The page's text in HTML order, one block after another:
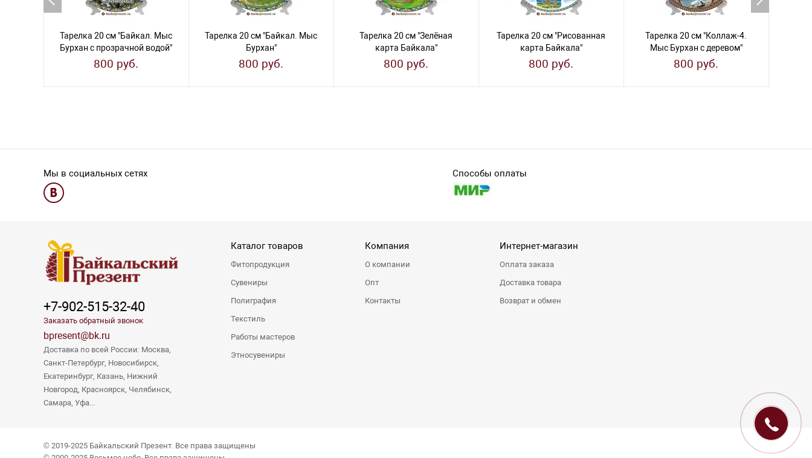
Тарелка 20 см "Байкал. Мыс
Бурхан с прозрачной водой"
800 руб.
Тарелка 20 см "Байкал. Мыс
Бурхан"
800 руб.
Тарелка 20 см "Зелёная
карта Байкала"
800 руб.
Тарелка 20 см "Рисованная
карта Байкала"
800 руб.
Тарелка 20 см "Коллаж-4.
Мыс Бурхан с деревом"
800 руб.
Мы в социальных сетях Способы оплаты
+7-902-515-32-40
Заказать обратный звонок
bpresent@bk.ru
Доставка по всей России: Москва,
Санкт-Петербург, Новосибирск,
Екатеринбург, Казань, Нижний
Новгород, Красноярск, Челябинск,
Самара, Уфа...
Каталог товаров
Фитопродукция
Сувениры
Полиграфия
Текстиль
Работы мастеров
Этносувениры
Компания
О компании
Опт
Контакты
Интернет-магазин
Оплата заказа
Доставка товара
Возврат и обмен
© 2019-2025 Байкальский Презент. Все права защищены